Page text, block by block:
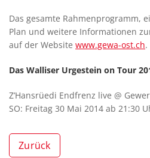
Das gesamte Rahmenprogramm,
Plan und weitere Informationen
auf der Website www.gewa-ost.ch.
Das Walliser Urgestein on Tour
Z’Hansrüedi Endfrenz live @
SO: Freitag 30 Mai 2014 ab 21:30
Zurück